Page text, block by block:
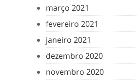
março 2021
fevereiro 2021
janeiro 2021
dezembro 2020
novembro 2020